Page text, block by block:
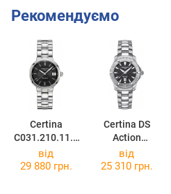
Рекомендуємо
Certina
C031.210.11.0
51.00
Certina DS
Action
C032.251.11.0
51.09
від
29 880 грн.
від
25 310 грн.